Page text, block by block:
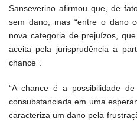
Sanseverino afirmou que, de
sem dano, mas “entre o dano
nova categoria de prejuízos,
aceita pela jurisprudência a
chance”.
“A chance é a possibilidade
consubstanciada em uma
caracteriza um dano pela